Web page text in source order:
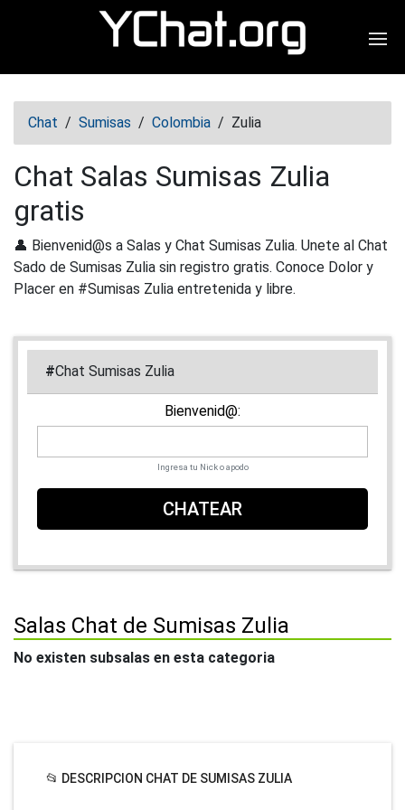
Chat / Sumisas / Colombia / Zulia
Chat Salas Sumisas Zulia
gratis
👤 Bienvenid@s a Salas y Chat Sumisas Zulia. Unete al Chat
Sado de Sumisas Zulia sin registro gratis. Conoce Dolor y
Placer en #Sumisas Zulia entretenida y libre.
#Chat Sumisas Zulia
Bienvenid@:
Ingresa tu Nick o apodo
CHATEAR
Salas Chat de Sumisas Zulia
No existen subsalas en esta categoria
📂 DESCRIPCION CHAT DE SUMISAS ZULIA